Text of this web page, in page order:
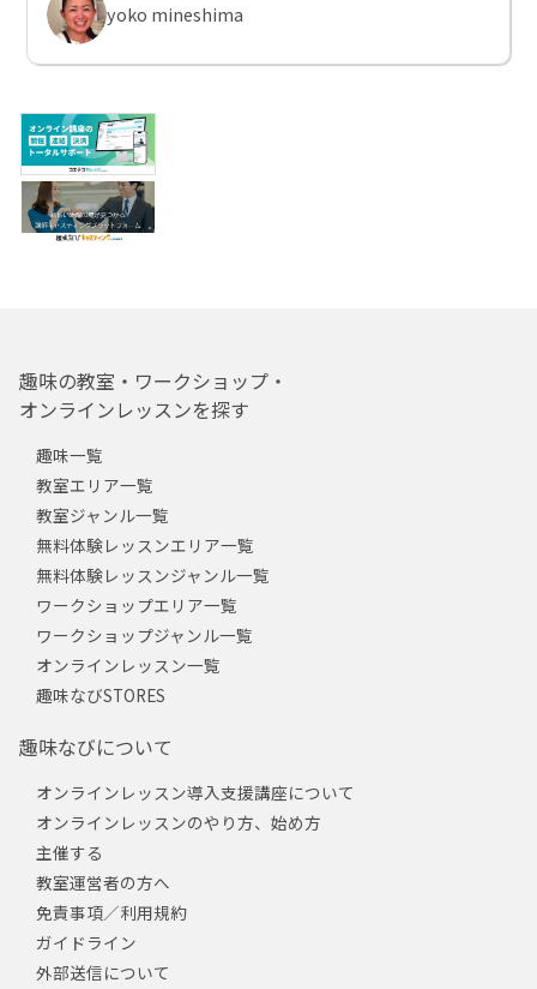
yoko mineshima
趣味の教室・ワークショップ・
オンラインレッスンを探す
趣味一覧
教室エリア一覧
教室ジャンル一覧
無料体験レッスンエリア一覧
無料体験レッスンジャンル一覧
ワークショップエリア一覧
ワークショップジャンル一覧
オンラインレッスン一覧
趣味なびSTORES
趣味なびについて
オンラインレッスン導入支援講座について
オンラインレッスンのやり方、始め方
主催する
教室運営者の方へ
免責事項／利用規約
ガイドライン
外部送信について